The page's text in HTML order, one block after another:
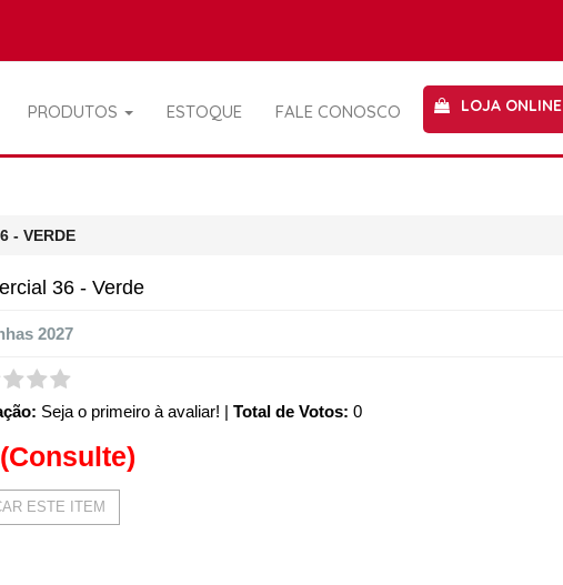
PRODUTOS ESTOQUE FALE CONOSCO LOJA ONLINE
- VERDE
36 - Verde
2027
Seja o primeiro à avaliar! | Total de Votos: 0
(Consulte)
ESTE ITEM